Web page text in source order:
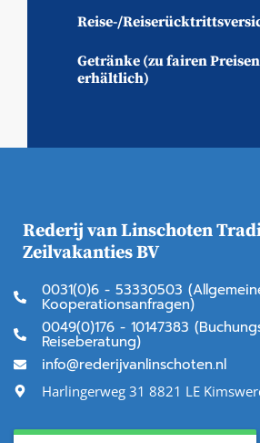
Reise-/
Getränke (zu fairen
erhältlich)
Rederij van Linschoten
Zeilvakanties BV
0031(0)6 - 53330503
Kooperationsanfragen)
0049(0)176 - 10147383
Reiseberatung)
info@rederijvanlinschoten.nl
Harlingerweg 31 8821 LE